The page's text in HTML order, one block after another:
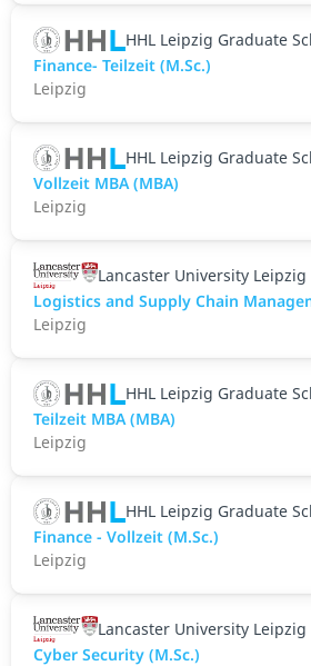
HHL Leipzig Graduate
Finance- Teilzeit (M.Sc.)
Leipzig
HHL Leipzig Graduate
Vollzeit MBA (MBA)
Leipzig
Lancaster University Leipzig
Logistics and Supply Chain
Leipzig
HHL Leipzig Graduate
Teilzeit MBA (MBA)
Leipzig
HHL Leipzig Graduate
Finance - Vollzeit (M.Sc.)
Leipzig
Lancaster University Leipzig
Cyber Security (M.Sc.)